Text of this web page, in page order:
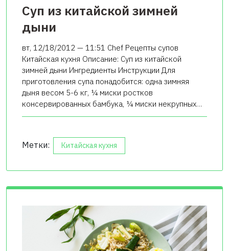
Суп из китайской зимней
дыни
вт, 12/18/2012 — 11:51 Chef Рецепты супов
Китайская кухня Описание: Суп из китайской
зимней дыни Ингредиенты Инструкции Для
приготовления супа понадобится: одна зимняя
дыня весом 5-6 кг, ¼ миски ростков
консервированных бамбука, ¼ миски некрупных…
Метки: Китайская кухня